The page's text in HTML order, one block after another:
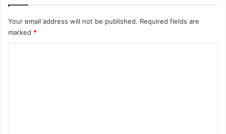
Your email address will not be published. Required fields are
marked *